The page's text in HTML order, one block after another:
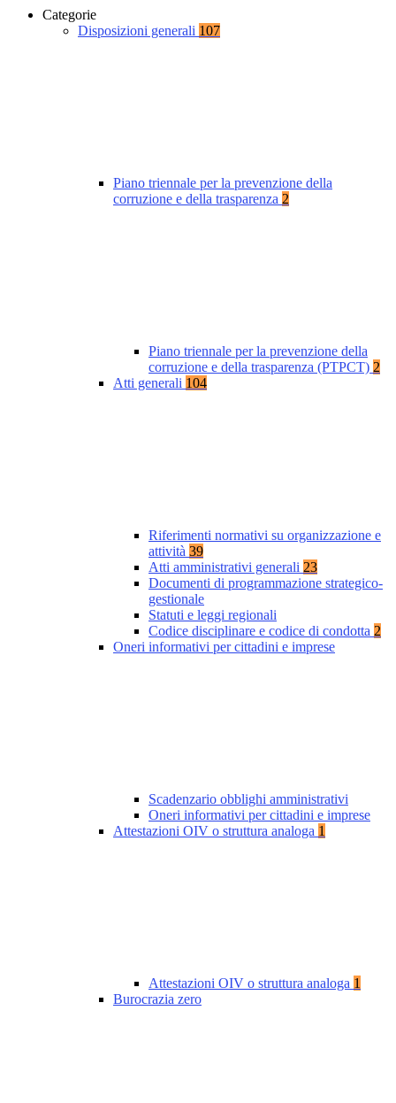
Categorie
Disposizioni generali 107
Piano triennale per la prevenzione della
corruzione e della trasparenza 2
Piano triennale per la prevenzione della
corruzione e della trasparenza (PTPCT) 2
Atti generali 104
Riferimenti normativi su organizzazione e
attività 39
Atti amministrativi generali 23
Documenti di programmazione strategico-
gestionale
Statuti e leggi regionali
Codice disciplinare e codice di condotta 2
Oneri informativi per cittadini e imprese
Scadenzario obblighi amministrativi
Oneri informativi per cittadini e imprese
Attestazioni OIV o struttura analoga 1
Attestazioni OIV o struttura analoga 1
Burocrazia zero